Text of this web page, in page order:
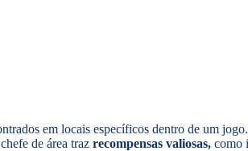
em locais específicos dentro de um
de área traz recompensas valiosas, como